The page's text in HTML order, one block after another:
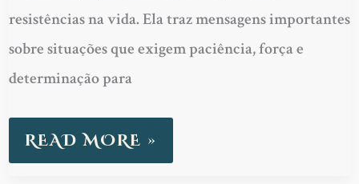
resistências na vida. Ela traz mensagens importantes
sobre situações que exigem paciência, força e
determinação para
COMPLETO,
SIGNIFICADOS
E
READ MORE »